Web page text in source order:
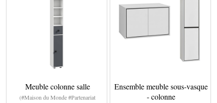
Meuble colonne salle
(#Maison du Monde #Partenariat
Ensemble meuble sous-vasque
- colonne